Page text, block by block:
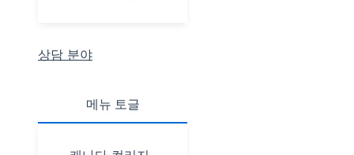
상담 분야
메뉴 토글